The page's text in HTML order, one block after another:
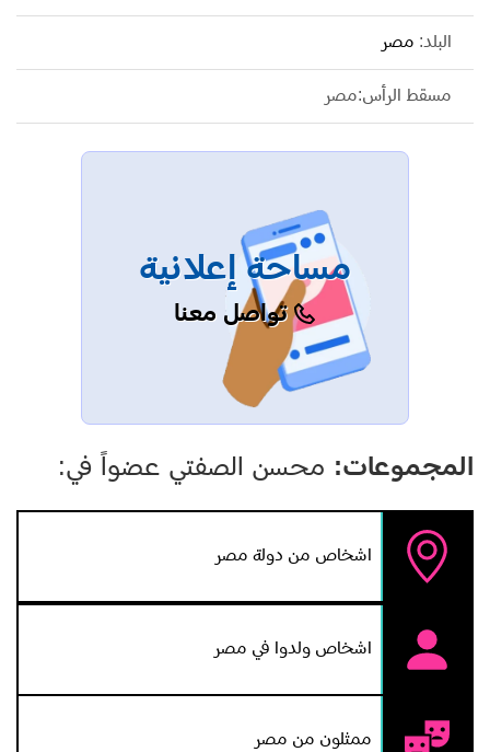
البلد: مصر
مسقط الرأس:مصر
مساحة إعلانية
تواصل معنا
المجموعات: محسن الصفتي عضواً في:
اشخاص من دولة مصر
اشخاص ولدوا في مصر
ممثلون من مصر